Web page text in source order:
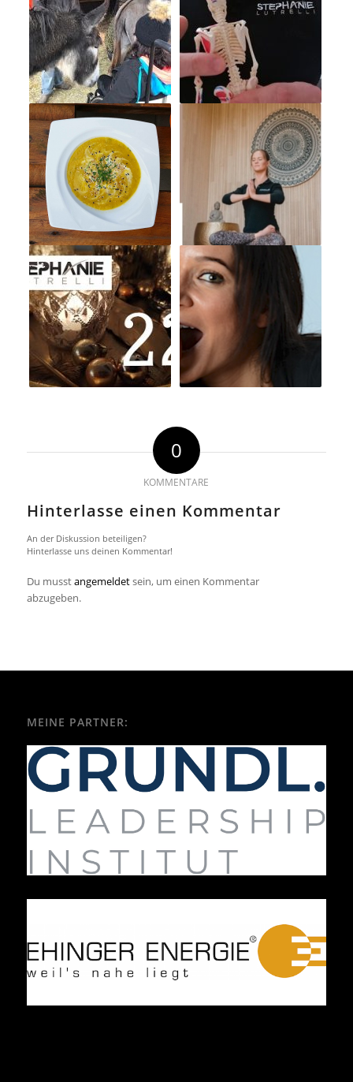
0
KOMMENTARE
Hinterlasse einen Kommentar
An der Diskussion beteiligen?
Hinterlasse uns deinen Kommentar!
Du musstangemeldetsein, um einen Kommentar
abzugeben.
MEINE PARTNER: